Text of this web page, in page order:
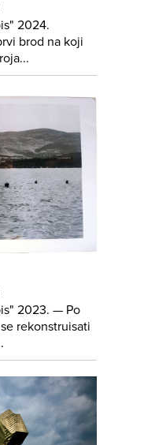
2024.
brod na koji
2023. — Po
rekonstruisati